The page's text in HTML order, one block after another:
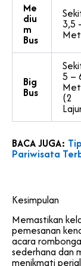
Me
diu
m
Bus
3,5
Big
Bus
5 –
(2
BACA JUGA:
Pariwisata
Kesimpulan
Memastikan
pemesanan
acara
sederhana dan
menikmati